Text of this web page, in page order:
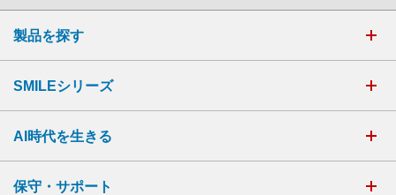
製品を探す
SMILEシリーズ
AI時代を生きる
保守・サポート